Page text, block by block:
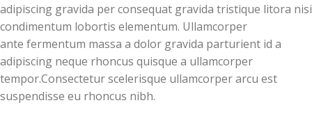
adipiscing gravida per consequat gravida tristique litora nisi
condimentum lobortis elementum. Ullamcorper
ante fermentum massa a dolor gravida parturient id a
adipiscing neque rhoncus quisque a ullamcorper
tempor.Consectetur scelerisque ullamcorper arcu est
suspendisse eu rhoncus nibh.